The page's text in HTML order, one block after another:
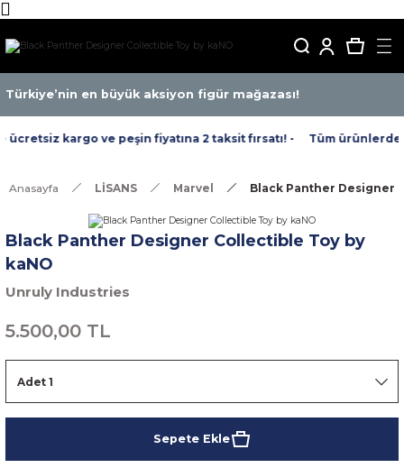
Türkiye’nin en büyük aksiyon figür mağazası!
kargo ve peşin fiyatına 2 taksit fırsatı! - Tüm ürünlerde
Anasayfa LİSANS Marvel Black Panther Designer
Black Panther Designer Collectible Toy by
kaNO
Unruly Industries
5.500,00 TL
Sepete Ekle